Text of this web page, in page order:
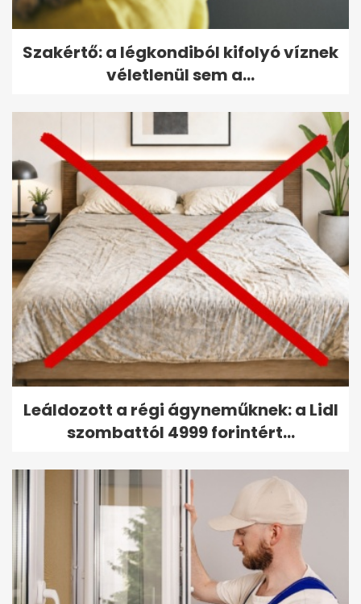
Szakértő: a légkondiból kifolyó víznek
véletlenül sem a...
Leáldozott a régi ágyneműknek: a Lidl
szombattól 4999 forintért...